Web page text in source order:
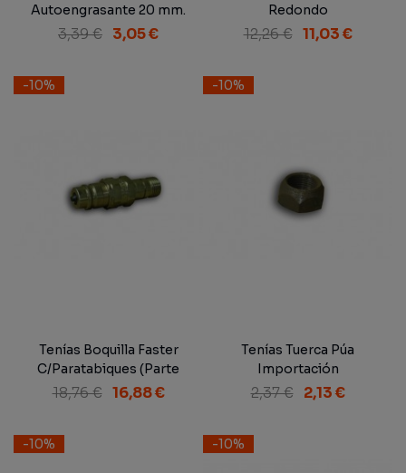
Autoengrasante 20 mm.
3,39 € 3,05 €
Redondo
12,26 € 11,03 €
-10%
Tenías Boquilla Faster
C/Paratabiques (Parte
Macho)
18,76 € 16,88 €
-10%
Tenías Tuerca Púa
Importación
2,37 € 2,13 €
-10% -10%